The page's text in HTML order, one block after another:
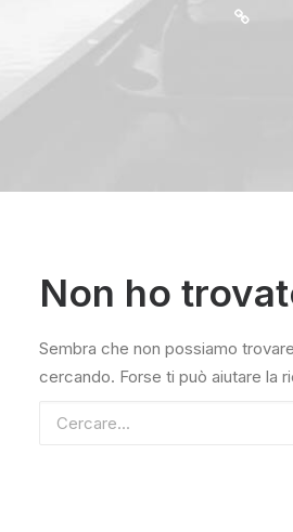
Non ho
Sembra che non possiamo
cercando. Forse ti può aiutare la